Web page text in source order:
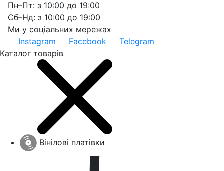
Пн–Пт: з 10:00 до 19:00
Сб–Нд: з 10:00 до 19:00
Ми у соціальних мережах
Instagram
Facebook
Telegram
Каталог товарів
Вінілові платівки